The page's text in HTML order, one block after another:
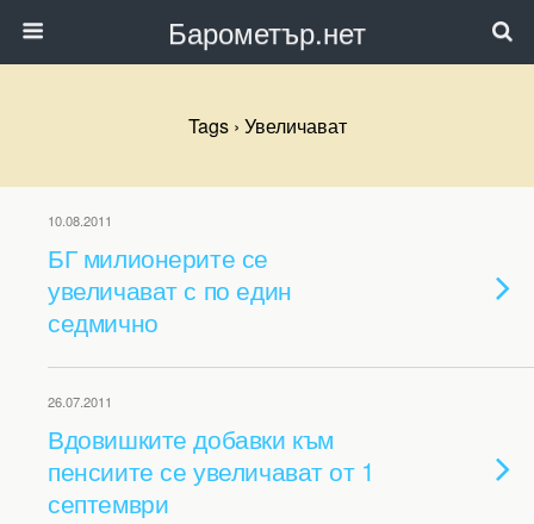
Барометър.нет
Tags › Увеличават
10.08.2011
БГ милионерите се
увеличават с по един
седмично
26.07.2011
Вдовишките добавки към
пенсиите се увеличават от 1
септември